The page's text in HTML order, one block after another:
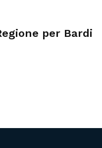
per Bardi